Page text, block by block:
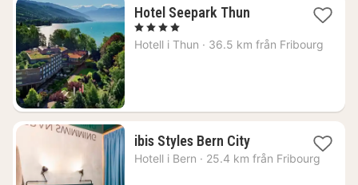
Hotel Seepark Thun1
från
, 4 Stjärnor
Hotell i Thun · 36.5 km från Fribourg
ibis Styles Bern City1
natt
Hotell i Bern · 25.4 km från Fribourg